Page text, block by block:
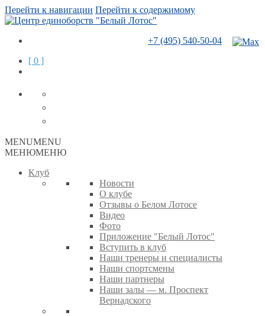
Перейти к навигации Перейти к содержимому
+7 (495) 540-50-04
[ 0 ]
MENUMENU
МЕНЮМЕНЮ
Клуб
Новости
О клубе
Отзывы о Белом Лотосе
Видео
Фото
Приложение "Белый Лотос"
Вступить в клуб
Наши тренеры и специалисты
Наши спортсмены
Наши партнеры
Наши залы — м. Проспект
Вернадского